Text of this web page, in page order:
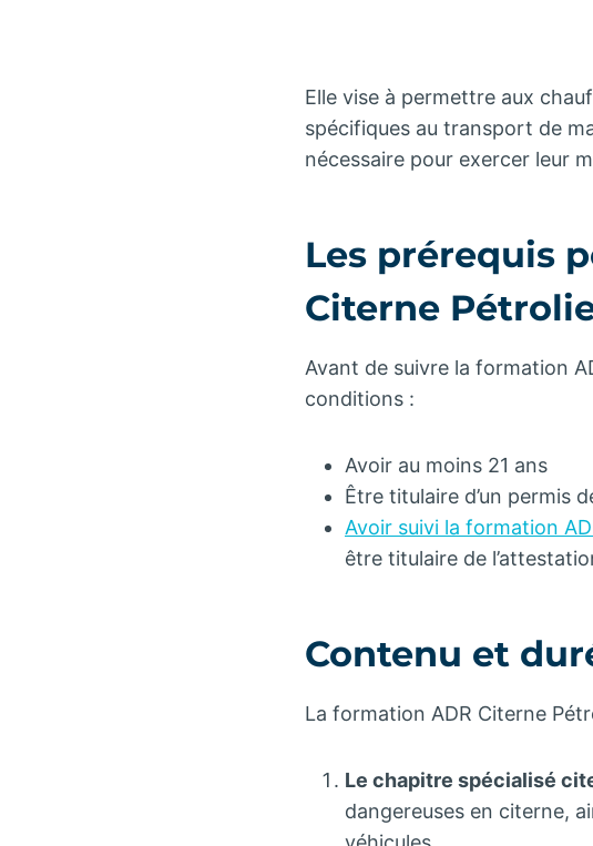
Elle vise à permettre aux
spécifiques au transport de
nécessaire pour exercer leur
Les prérequis
Citerne
Avant de suivre la formation
conditions :
Avoir au moins 21 ans
Être titulaire d’un permis
Avoir suivi la formation
être titulaire de
Contenu et
La formation ADR Citerne
Le chapitre spécialisé
dangereuses en citerne,